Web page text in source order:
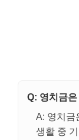
Q: 영치금
A: 영치금
생활 중